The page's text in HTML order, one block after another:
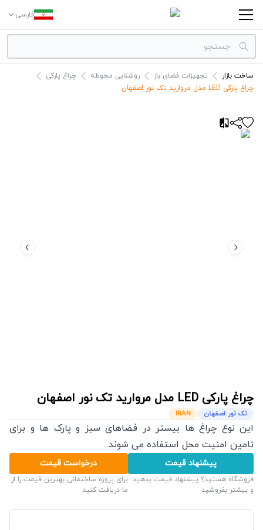
فارسی
دسته بندی‌ها
برندها
ساخت بازار تجهیزات فضای باز روشنایی محوطه
چراغ پارکی
چراغ پارکی LED مدل مروارید تک نور اصفهان
چراغ پارکی LED مدل مروارید تک نور اصفهان
تک نور اصفهان IRAN
این نوع چراغ ها بیستر در فضاهای سبز و پارک ها و برای
تامین امنیت محل استفاده می شوند.
پیشنهاد قیمت
فروشگاه هستید؟ پیشنهاد قیمت بدهید
و بیشتر بفروشید
درخواست قیمت
برای پروژه ساختمانی بهترین قیمت را از
ما دریافت کنید